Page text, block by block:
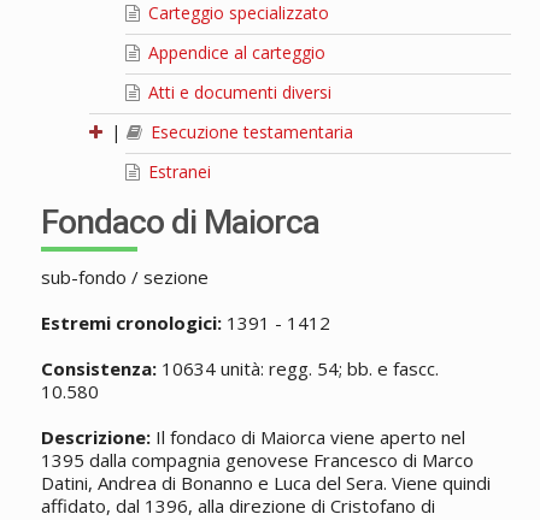
Carteggio specializzato
Appendice al carteggio
Atti e documenti diversi
|
Esecuzione testamentaria
Estranei
Fondaco di Maiorca
sub-fondo / sezione
Estremi cronologici:1391 - 1412
Consistenza:10634 unità: regg. 54; bb. e fascc.
10.580
Descrizione:Il fondaco di Maiorca viene aperto nel
1395 dalla compagnia genovese Francesco di Marco
Datini, Andrea di Bonanno e Luca del Sera. Viene quindi
affidato, dal 1396, alla direzione di Cristofano di